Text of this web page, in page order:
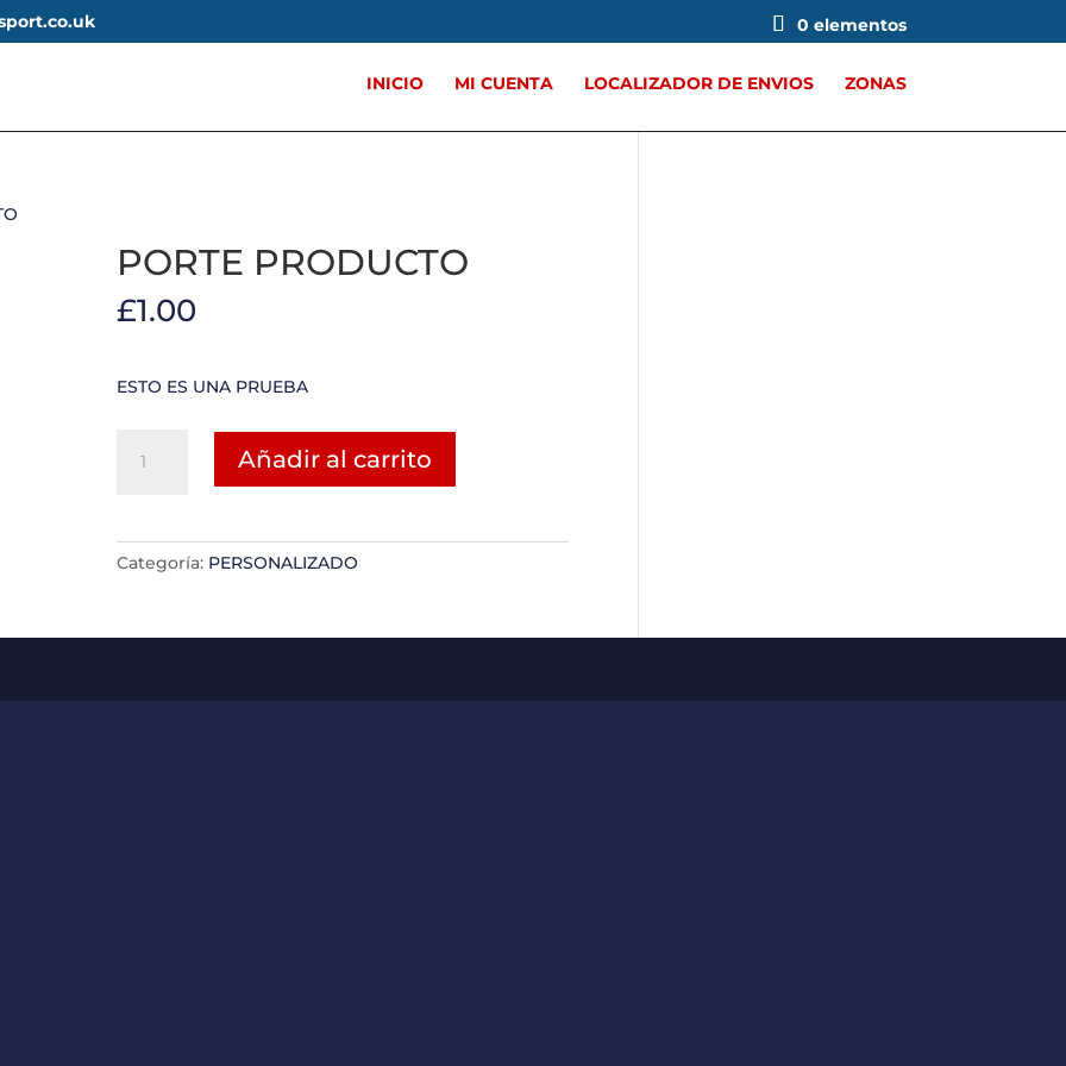
0 elementos
INICIO MI CUENTA LOCALIZADOR DE ENVIOS ZONAS
PORTE PRODUCTO
£1.00
ESTO ES UNA PRUEBA
PRODUCTO
Añadir al carrito
Categoría: PERSONALIZADO